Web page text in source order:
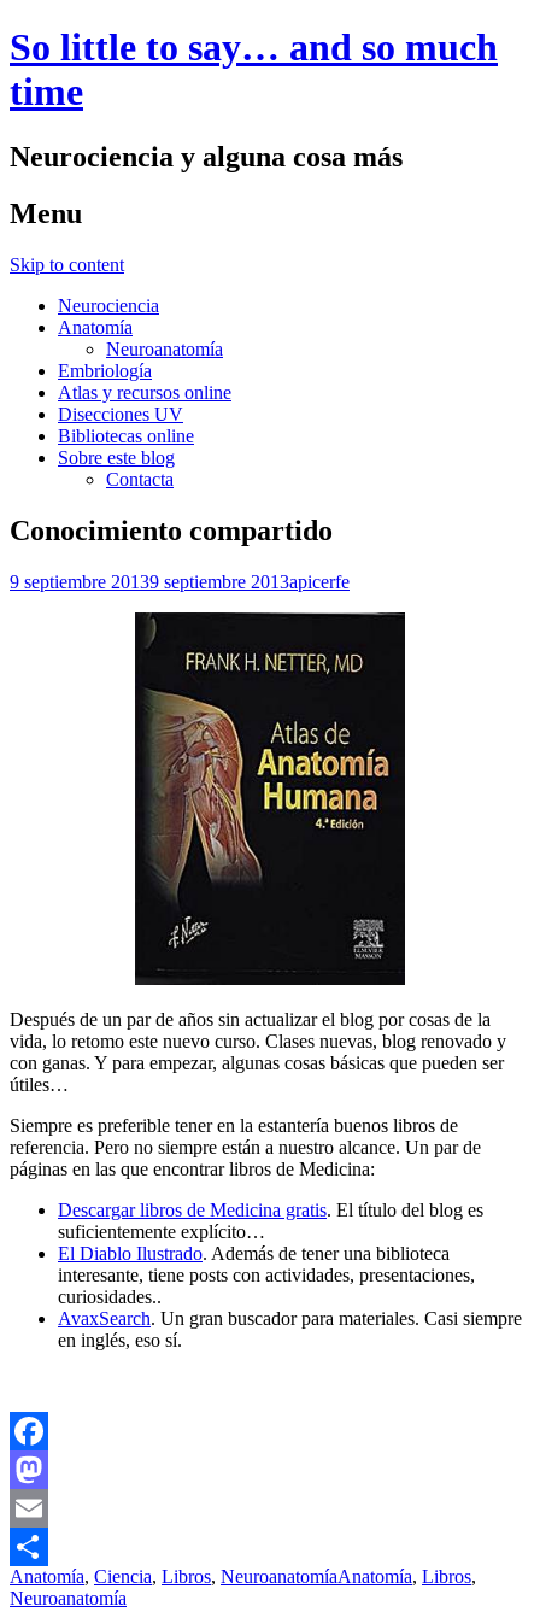
So little to say… and so much
time
Neurociencia y alguna cosa más
Menu
Skip to content
Neurociencia
Anatomía
Neuroanatomía
Embriología
Atlas y recursos online
Disecciones UV
Bibliotecas online
Sobre este blog
Contacta
Conocimiento compartido
9 septiembre 20139 septiembre 2013apicerfe
Después de un par de años sin actualizar el blog por cosas de la
vida, lo retomo este nuevo curso. Clases nuevas, blog renovado y
con ganas. Y para empezar, algunas cosas básicas que pueden ser
útiles…
Siempre es preferible tener en la estantería buenos libros de
referencia. Pero no siempre están a nuestro alcance. Un par de
páginas en las que encontrar libros de Medicina:
Descargar libros de Medicina gratis. El título del blog es
suficientemente explícito…
El Diablo Ilustrado. Además de tener una biblioteca
interesante, tiene posts con actividades, presentaciones,
curiosidades..
AvaxSearch. Un gran buscador para materiales. Casi siempre
en inglés, eso sí.
Facebook
Mastodon
Email
Compartir
Anatomía, Ciencia, Libros, NeuroanatomíaAnatomía, Libros,
Neuroanatomía